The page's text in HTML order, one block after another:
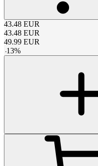
43.48 EUR
43.48 EUR
49.99 EUR
-13%